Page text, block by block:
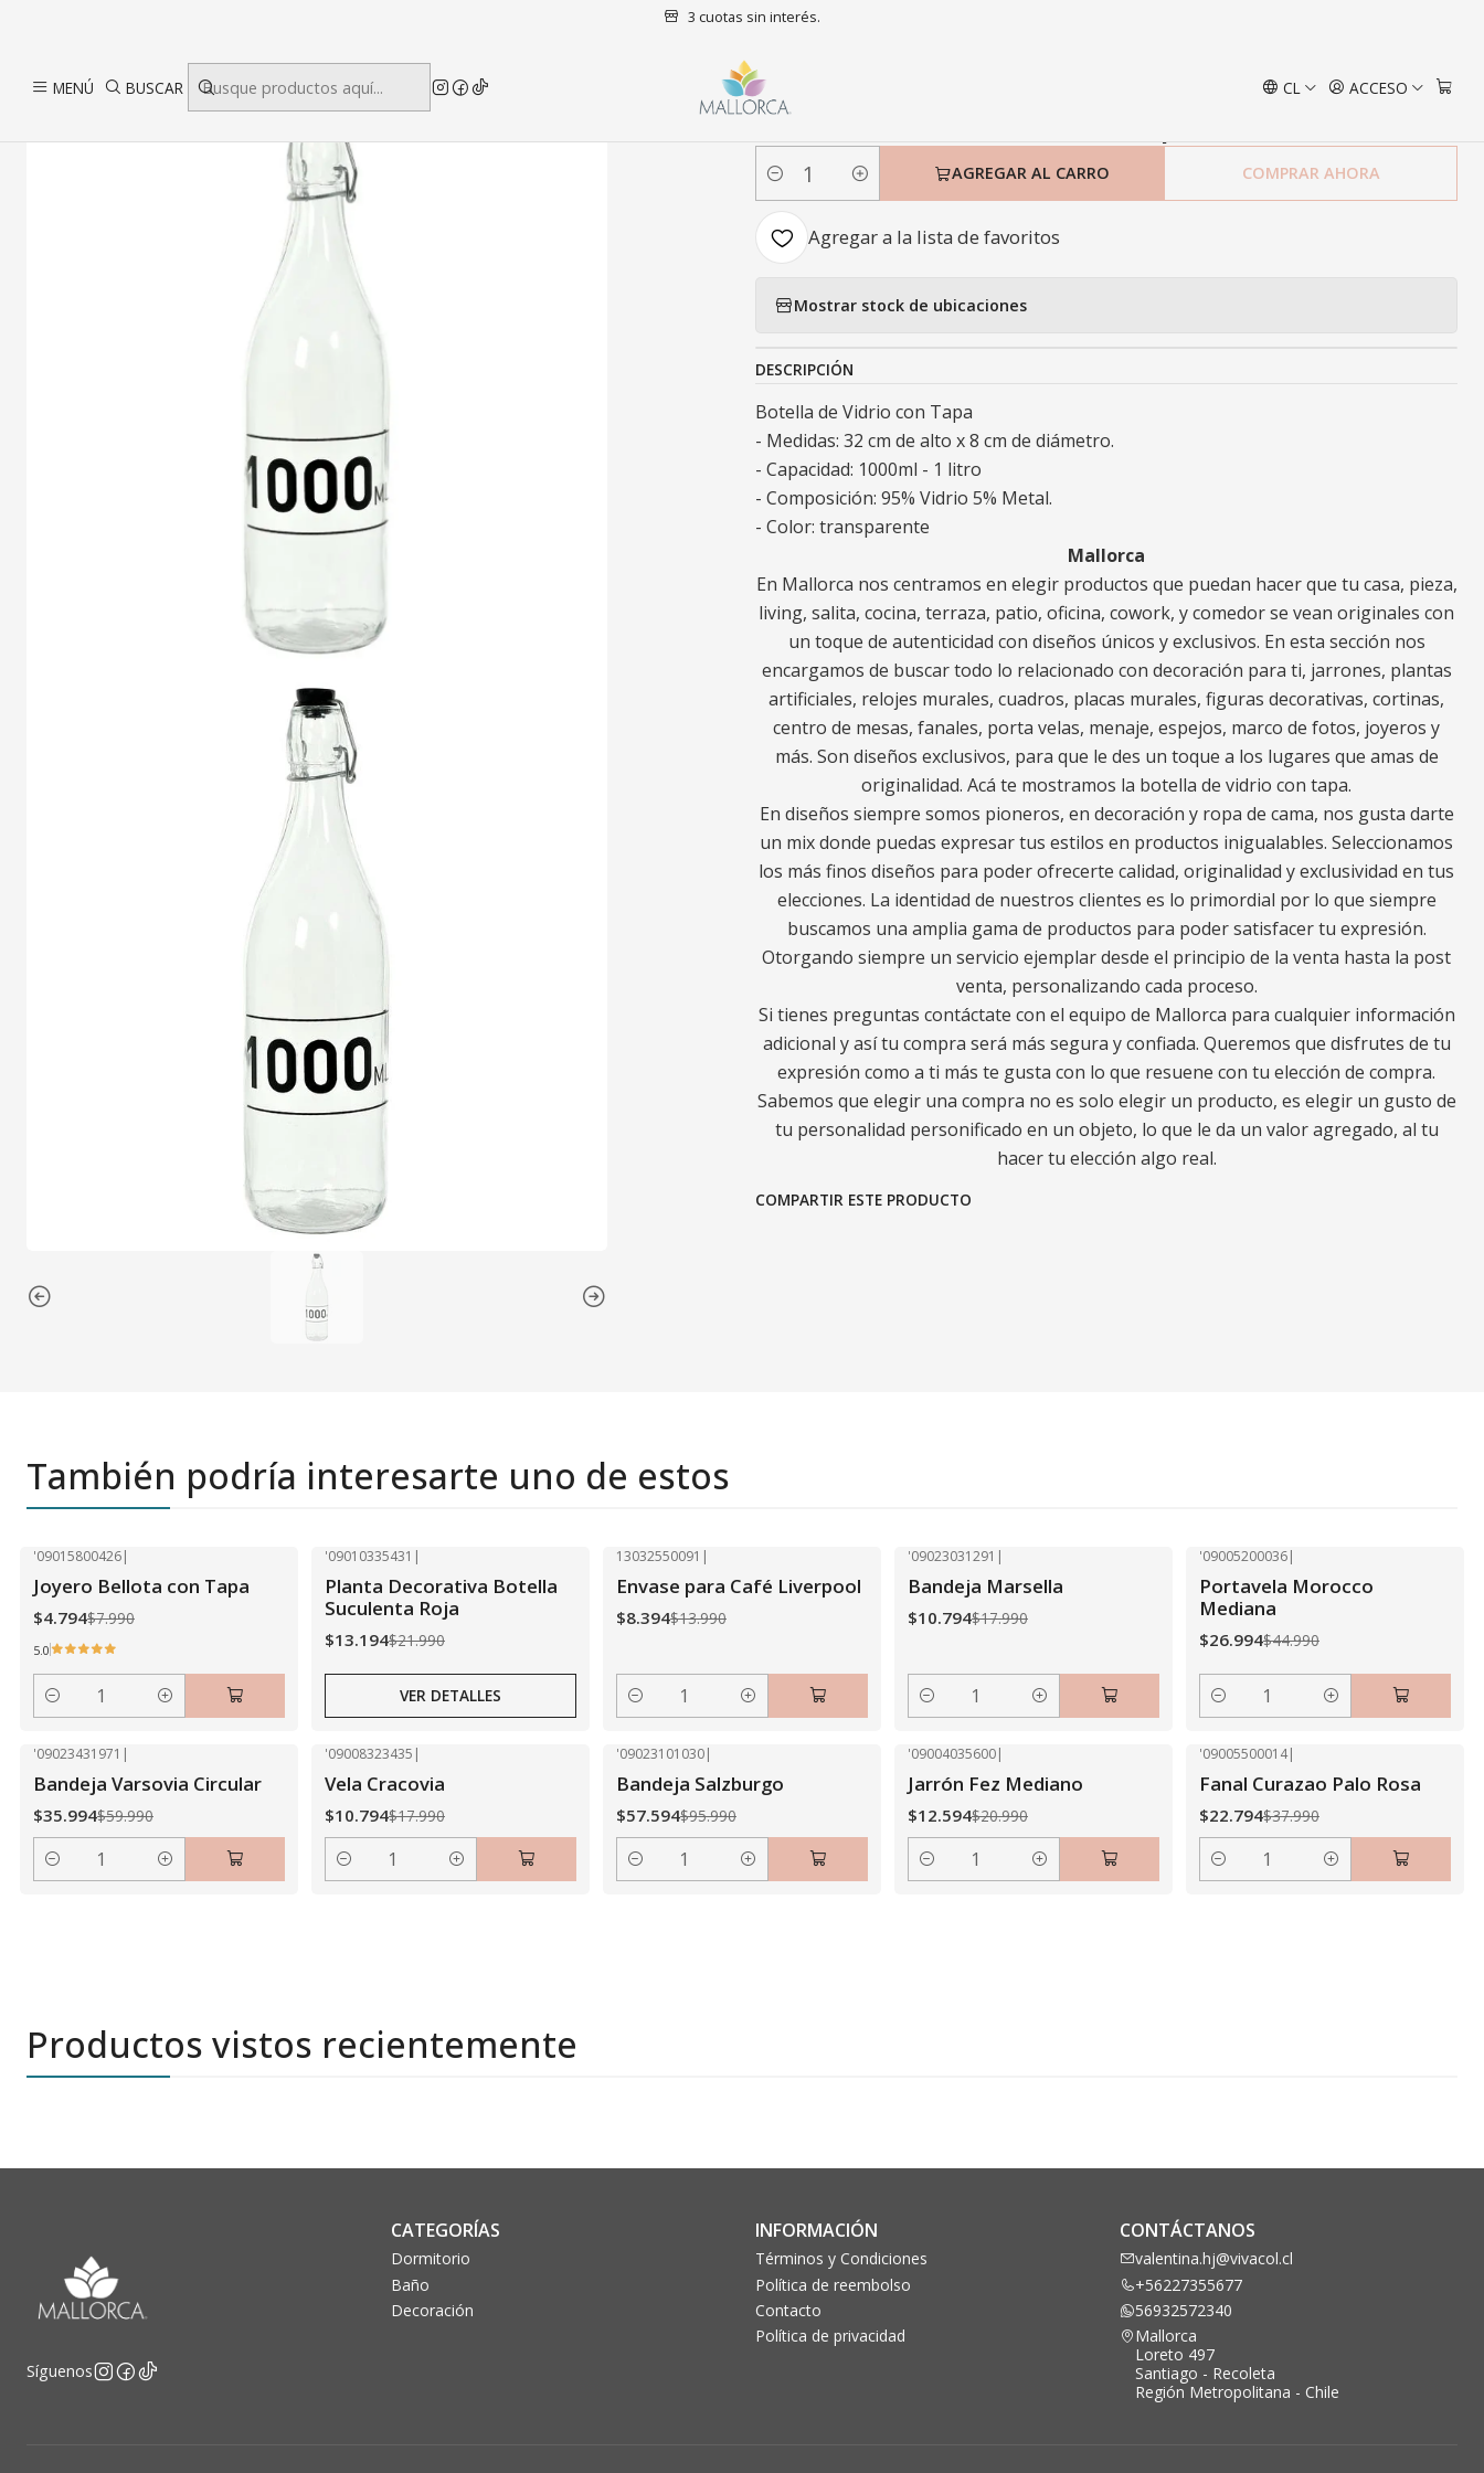
MENÚ BUSCAR CL ACCESO
3 cuotas sin interés.
Menaje Botella de Vidrio con Tapa 32 Cm
|
Botella de Vidrio con Tapa 32 Cm
Cantidad
AGREGAR AL CARRO COMPRAR AHORA
Agregar a la lista de favoritos
Mostrar stock de ubicaciones
DESCRIPCIÓN
Botella de Vidrio con Tapa
- Medidas: 32 cm de alto x 8 cm de diámetro.
- Capacidad: 1000ml - 1 litro
- Composición: 95% Vidrio 5% Metal.
- Color: transparente
Mallorca
En Mallorca nos centramos en elegir productos que puedan hacer que tu casa, pieza,
living, salita, cocina, terraza, patio, oficina, cowork, y comedor se vean originales con
un toque de autenticidad con diseños únicos y exclusivos. En esta sección nos
encargamos de buscar todo lo relacionado con decoración para ti, jarrones, plantas
artificiales, relojes murales, cuadros, placas murales, figuras decorativas, cortinas,
centro de mesas, fanales, porta velas, menaje, espejos, marco de fotos, joyeros y
más. Son diseños exclusivos, para que le des un toque a los lugares que amas de
originalidad. Acá te mostramos la botella de vidrio con tapa.
En diseños siempre somos pioneros, en decoración y ropa de cama, nos gusta darte
un mix donde puedas expresar tus estilos en productos inigualables. Seleccionamos
los más finos diseños para poder ofrecerte calidad, originalidad y exclusividad en tus
elecciones. La identidad de nuestros clientes es lo primordial por lo que siempre
buscamos una amplia gama de productos para poder satisfacer tu expresión.
Otorgando siempre un servicio ejemplar desde el principio de la venta hasta la post
venta, personalizando cada proceso.
Si tienes preguntas contáctate con el equipo de Mallorca para cualquier información
adicional y así tu compra será más segura y confiada. Queremos que disfrutes de tu
expresión como a ti más te gusta con lo que resuene con tu elección de compra.
Sabemos que elegir una compra no es solo elegir un producto, es elegir un gusto de
tu personalidad personificado en un objeto, lo que le da un valor agregado, al tu
hacer tu elección algo real.
COMPARTIR ESTE PRODUCTO
También podría interesarte uno de estos
'09015800426|
Joyero Bellota con Tapa
$4.794$7.990
5.0
Cantidad
Agotado
'09010335431 |
Planta Decorativa Botella
Suculenta Roja
$13.194$21.990
VER DETALLES
13032550091 |
Envase para Café Liverpool
$8.394$13.990
Cantidad
'09023031291 |
Bandeja Marsella
$10.794$17.990
Cantidad
'09005200036|
Portavela Morocco
Mediana
$26.994$44.990
Cantidad
'09023431971 |
Bandeja Varsovia Circular
$35.994$59.990
Cantidad
'09008323435 |
Vela Cracovia
$10.794$17.990
Cantidad
'09023101030|
Bandeja Salzburgo
$57.594$95.990
Cantidad
'09004035600|
Jarrón Fez Mediano
$12.594$20.990
Cantidad
'09005500014|
Fanal Curazao Palo Rosa
$22.794$37.990
Cantidad
Productos vistos recientemente
Síguenos
CATEGORÍAS
Dormitorio
Baño
Decoración
INFORMACIÓN
Términos y Condiciones
Política de reembolso
Contacto
Política de privacidad
CONTÁCTANOS
valentina.hj@vivacol.cl
+56227355677
56932572340
Mallorca
Loreto 497
Santiago - Recoleta
Región Metropolitana - Chile